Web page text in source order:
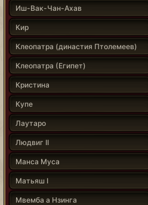
Иш-Вак-Чан-Ахав
Кир
Клеопатра (династия Птолемеев)
Клеопатра (Египет)
Кристина
Купе
Лаутаро
Людвиг II
Манса Муса
Матьяш I
Мвемба а Нзинга